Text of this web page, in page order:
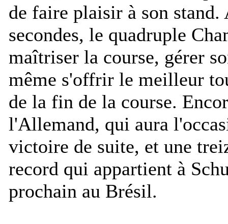
de faire plaisir à son stand.
secondes, le quadruple
maîtriser la course, gérer
même s'offrir le meilleur
de la fin de la course.
l'Allemand, qui aura
victoire de suite, et une
record qui appartient à
prochain au Brésil.